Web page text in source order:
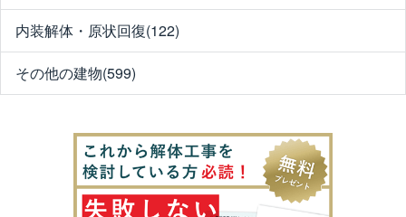
内装解体・原状回復(122)
その他の建物(599)